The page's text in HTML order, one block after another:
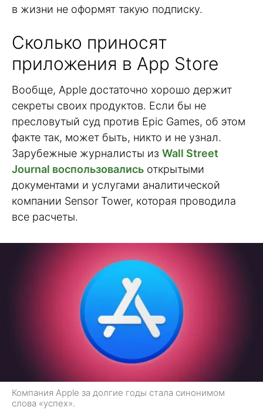
в жизни не оформят такую подписку.
Сколько приносят
приложения в App Store
Вообще, Apple достаточно хорошо держит
секреты своих продуктов. Если бы не
пресловутый суд против Epic Games, об этом
факте так, может быть, никто и не узнал.
Зарубежные журналисты из Wall Street
Journal воспользовались открытыми
документами и услугами аналитической
компании Sensor Tower, которая проводила
все расчеты.
Компания Apple за долгие годы стала синонимом
слова «успех».